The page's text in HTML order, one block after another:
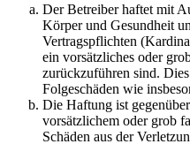
Der Betreiber haftet mit
Körper und Gesundheit
Vertragspflichten
ein vorsätzliches oder
zurückzuführen sind.
Folgeschäden wie
Die Haftung ist
vorsätzlichem oder grob
Schäden aus der